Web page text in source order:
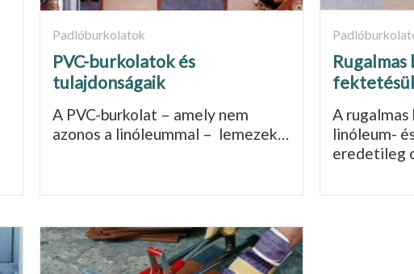
Padlóburkolatok
PVC-burkolatok és
tulajdonságaik
A PVC-burkolat – amely nem
azonos a linóleummal – lemezek…
A
linóleum-
eredetileg